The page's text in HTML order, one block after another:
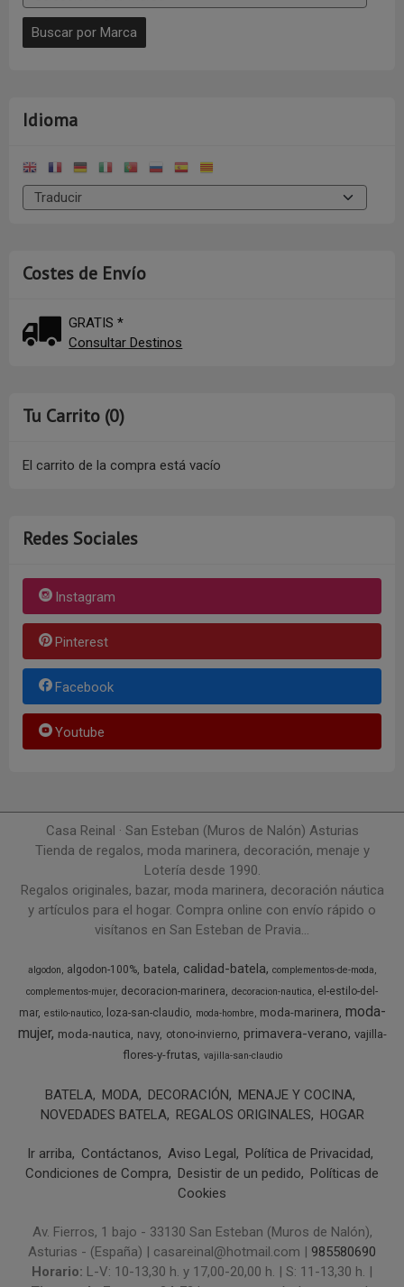
Idioma
Costes de Envío
GRATIS *
Consultar Destinos
Tu Carrito (0)
El carrito de la compra está vacío
Redes Sociales
Instagram
Pinterest
Facebook
Youtube
Casa Reinal · San Esteban (Muros de Nalón) Asturias
Tienda de regalos, moda marinera, decoración, menaje y
Lotería desde 1990.
Regalos originales, bazar, moda marinera, decoración náutica
y artículos para el hogar. Compra online con envío rápido o
visítanos en San Esteban de Pravia...
algodon algodon-100% batela calidad-batela
complementos-de-moda
complementos-mujer decoracion-marinera decoracion-nautica
el-estilo-del-
mar estilo-nautico loza-san-claudio moda-hombre moda-marinera moda-
mujer moda-nautica navy otono-invierno primavera-verano vajilla-
flores-y-frutas vajilla-san-claudio
BATELA MODA DECORACIÓN
MENAJE Y COCINA
NOVEDADES BATELA REGALOS ORIGINALES HOGAR
Ir arriba Contáctanos Aviso Legal
Política de Privacidad
Condiciones de Compra
Desistir de un pedido
Políticas de
Cookies
Av. Fierros, 1 bajo - 33130 San Esteban (Muros de Nalón),
Asturias - (España) | casareinal@hotmail.com | 985580690
Horario: L-V: 10-13,30 h. y 17,00-20,00 h. | S: 11-13,30 h. |